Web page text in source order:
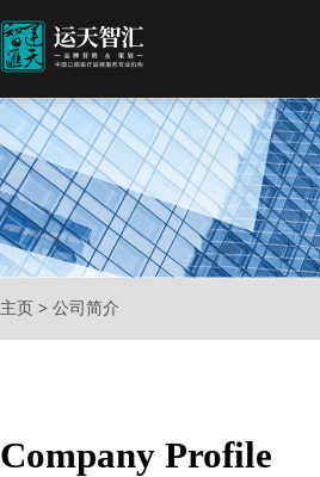
主页 > 公司简介
Company Profile